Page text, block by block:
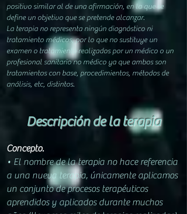
positivo similar al de una afirmación, en la que se
define un objetivo que se pretende alcanzar.
La terapia no representa ningún diagnóstico ni
tratamiento médicos, por lo que no sustituye un
examen o tratamiento realizados por un médico o un
profesional sanitario no médico ya que ambos son
tratamientos con base, procedimientos, métodos de
análisis, etc, distintos.
Descripción de la terapia
Concepto.
• El nombre de la terapia no hace referencia
a una nueva terapia, únicamente aplicamos
un conjunto de procesos terapéuticos
aprendidos y aplicados durante muchos